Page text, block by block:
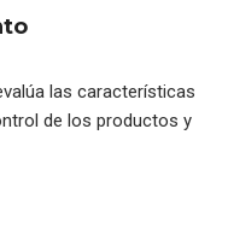
las características
de los productos y